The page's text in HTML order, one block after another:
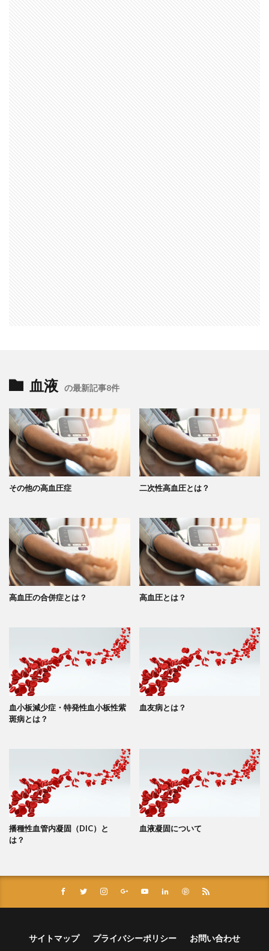
血液 の最新記事8件
その他の高血圧症 二次性高血圧とは？
高血圧の合併症とは？ 高血圧とは？
血小板減少症・特発性血小板性紫
斑病とは？
血友病とは？
播種性血管内凝固（DIC）と
は？
血液凝固について
サイトマップ プライバシーポリシー お問い合わせ